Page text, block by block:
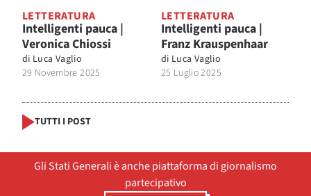
LETTERATURA
Intelligenti pauca |
Veronica Chiossi
di Luca Vaglio
29 Novembre 2025
LETTERATURA
Intelligenti pauca |
Franz Krauspenhaar
di Luca Vaglio
25 Luglio 2025
TUTTI I POST
Gli Stati Generali è anche piattaforma di giornalismo
partecipativo